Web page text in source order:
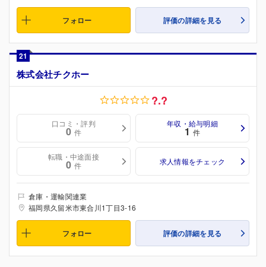
フォロー 評価の詳細を見る
21
株式会社チクホー
?.?
口コミ・評判
0 件
年収・給与明細
1 件
転職・中途面接
0 件 求人情報をチェック
倉庫・運輸関連業
福岡県久留米市東合川1丁目3-16
フォロー 評価の詳細を見る